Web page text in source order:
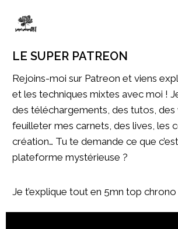
LE SUPER PATREON
Rejoins-moi sur Patreon et viens
et les techniques mixtes avec moi !
des téléchargements, des tutos,
feuilleter mes carnets, des lives, les
création… Tu te demande ce que
plateforme mystérieuse ?
Je t’explique tout en 5mn top chrono